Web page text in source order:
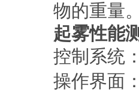
物的重量
起雾性能
控制系统
操作界面